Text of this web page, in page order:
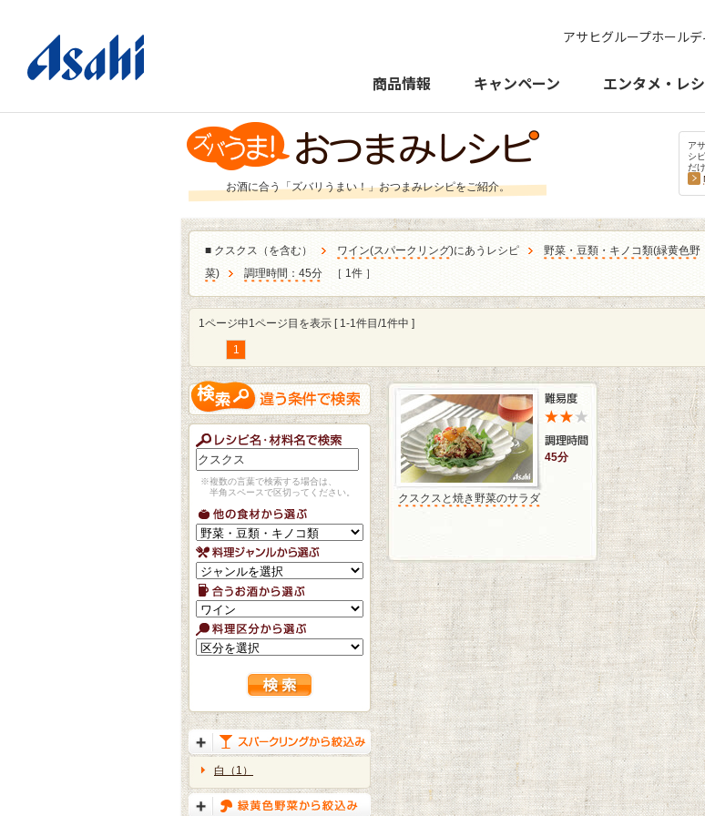
アサヒグループホール
商品情報 キャンペーン エンタメ・レ
お酒に合う「ズバリうまい！」おつまみレシピをご紹介。
ア
シ
だ
■ クスクス（を含む） ワイン(スパークリング)にあうレシピ 野菜・豆類・キノコ類(緑黄色野
菜) 調理時間：45分 ［ 1件 ］
1ページ中1ページ目を表示 [ 1-1件目/1件中 ]
1
※複数の言葉で検索する場合は、
半角スペースで区切ってください。
白（1）
45分
クスクスと焼き野菜のサラダ